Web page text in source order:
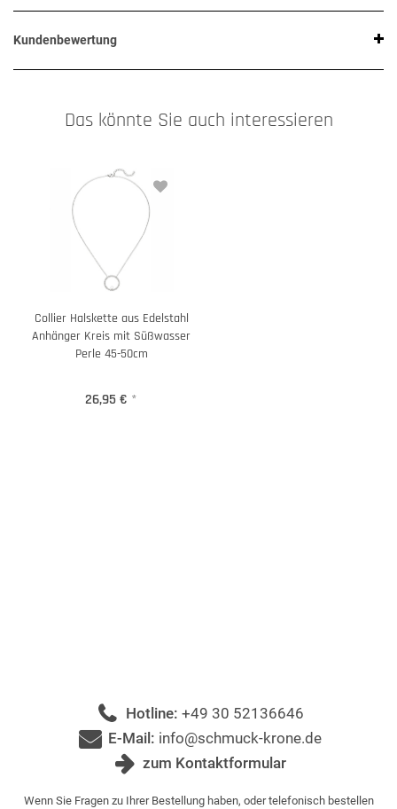
Kundenbewertung
Das könnte Sie auch interessieren
Collier Halskette aus Edelstahl
Anhänger Kreis mit Süßwasser
Perle 45-50cm
26,95 € *
Hotline: +49 30 52136646
E-Mail: info@schmuck-krone.de
zum Kontaktformular
Wenn Sie Fragen zu Ihrer Bestellung haben, oder telefonisch bestellen